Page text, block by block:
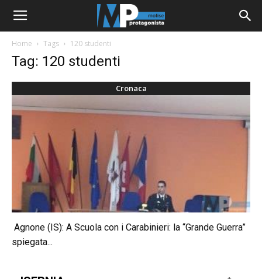
Home Tags 120 studenti
Tag: 120 studenti
Cronaca
Agnone (IS): A Scuola con i Carabinieri: la “Grande Guerra”
spiegata...